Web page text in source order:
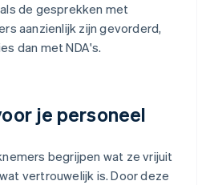
de gesprekken met
aanzienlijk zijn gevorderd,
dan met NDA's.
je personeel
begrijpen wat ze vrijuit
vertrouwelijk is. Door deze